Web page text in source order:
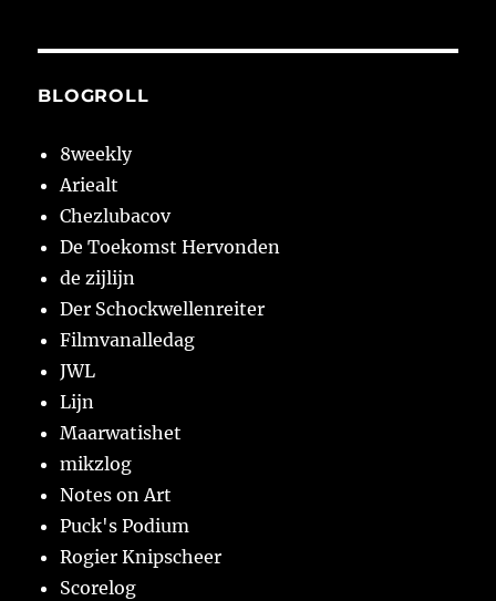
BLOGROLL
8weekly
Ariealt
Chezlubacov
De Toekomst Hervonden
de zijlijn
Der Schockwellenreiter
Filmvanalledag
JWL
Lijn
Maarwatishet
mikzlog
Notes on Art
Puck's Podium
Rogier Knipscheer
Scorelog